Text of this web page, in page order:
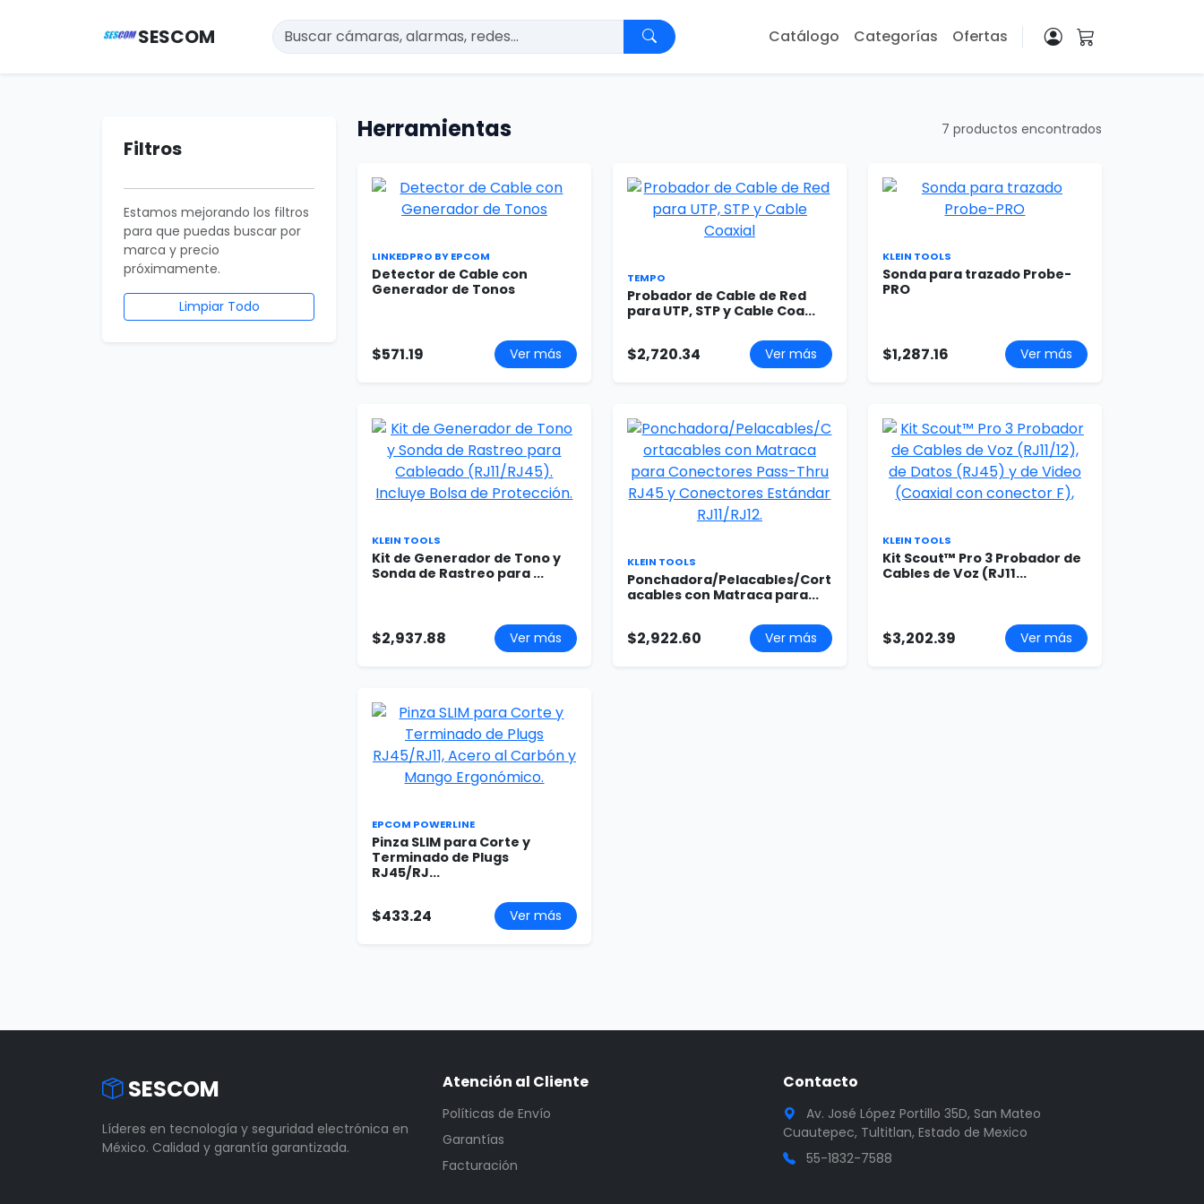
SESCOM Catálogo Categorías Ofertas
Filtros
Estamos mejorando los filtros
para que puedas buscar por
marca y precio
próximamente.
Limpiar Todo
Herramientas 7 productos encontrados
LINKEDPRO BY EPCOM
Detector de Cable con
Generador de Tonos
$571.19 Ver más
TEMPO
Probador de Cable de Red
para UTP, STP y Cable Coa...
$2,720.34 Ver más
KLEIN TOOLS
Sonda para trazado Probe-
PRO
$1,287.16 Ver más
KLEIN TOOLS
Kit de Generador de Tono y
Sonda de Rastreo para ...
$2,937.88 Ver más
KLEIN TOOLS
Ponchadora/Pelacables/Cort
acables con Matraca para...
$2,922.60 Ver más
KLEIN TOOLS
Kit Scout™ Pro 3 Probador de
Cables de Voz (RJ11...
$3,202.39 Ver más
EPCOM POWERLINE
Pinza SLIM para Corte y
Terminado de Plugs
RJ45/RJ...
$433.24 Ver más
SESCOM
Líderes en tecnología y seguridad electrónica en
México. Calidad y garantía garantizada.
Atención al Cliente
Políticas de Envío
Garantías
Facturación
Contacto
Av. José López Portillo 35D, San Mateo
Cuautepec, Tultitlan, Estado de Mexico
55-1832-7588